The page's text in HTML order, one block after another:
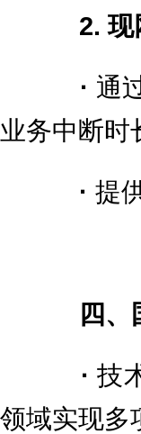
2. 现
· 通
业务中断时
· 提
四、
· 技
领域实现多